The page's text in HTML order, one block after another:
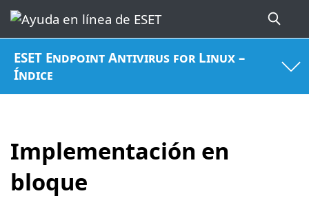
ESET Endpoint Antivirus for Linux –
Índice
Implementación en
bloque